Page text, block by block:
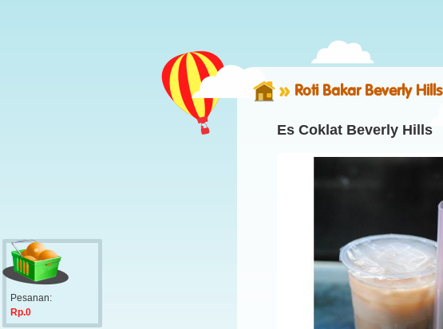
Pesanan:
Rp.0
Roti Bakar Beverly Hills
Es Coklat Beverly Hills